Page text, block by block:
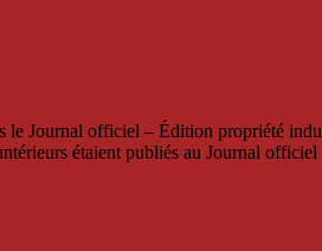
le Journal officiel – Édition propriété
étaient publiés au Journal